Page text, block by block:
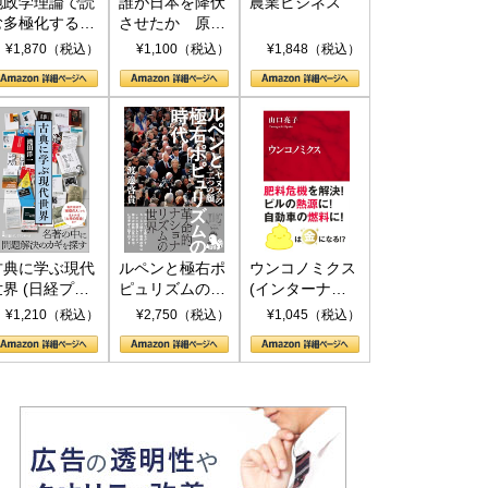
多極化する世
トランプと
¥1,870（税込）
させたか 原爆
投下、ソ連参
(PHP新書)
¥1,100（税込） ¥1,848（税込）
典に学ぶ現代
界 (日経プレ
アシリーズ)
¥1,210（税込）
ルペンと極右ポ
ピュリズムの時
代：〈ヤヌス〉
¥2,750（税込）
ウンコノミクス
(インターナシ
ョナル新書)
¥1,045（税込）